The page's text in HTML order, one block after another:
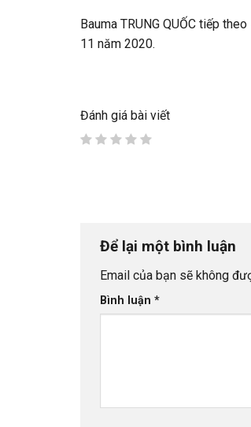
Bauma TRUNG QUỐC tiếp
11 năm 2020.
Đánh giá bài viết
Để lại một bình luận
Email của bạn sẽ không
Bình luận *